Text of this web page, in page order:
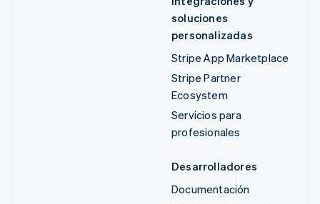
soluciones
personalizadas
Stripe App Marketplace
Stripe Partner
Ecosystem
Servicios para
profesionales
Desarrolladores
Documentación